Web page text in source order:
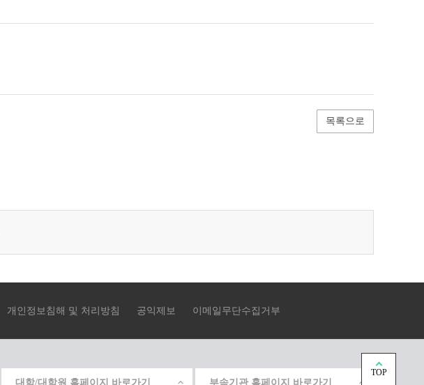
목록으로
TOP
개인정보침해 및 처리방침 공익제보 이메일무단수집거부
대학/대학원 홈페이지 바로가기 부속기관 홈페이지 바로가기